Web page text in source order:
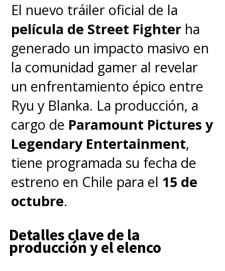
El nuevo tráiler oficial de la
película de Street Fighter ha
generado un impacto masivo en
la comunidad gamer al revelar
un enfrentamiento épico entre
Ryu y Blanka. La producción, a
cargo de Paramount Pictures y
Legendary Entertainment,
tiene programada su fecha de
estreno en Chile para el 15 de
octubre.
Detalles clave de la
producción y el elenco